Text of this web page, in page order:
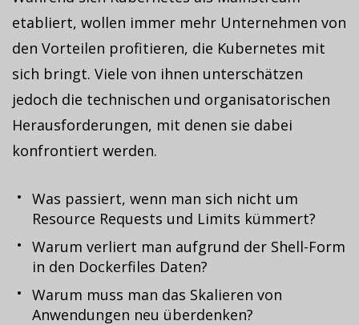
etabliert, wollen immer mehr Unternehmen von
den Vorteilen profitieren, die Kubernetes mit
sich bringt. Viele von ihnen unterschätzen
jedoch die technischen und organisatorischen
Herausforderungen, mit denen sie dabei
konfrontiert werden.
Was passiert, wenn man sich nicht um
Resource Requests und Limits kümmert?
Warum verliert man aufgrund der Shell-Form
in den Dockerfiles Daten?
Warum muss man das Skalieren von
Anwendungen neu überdenken?